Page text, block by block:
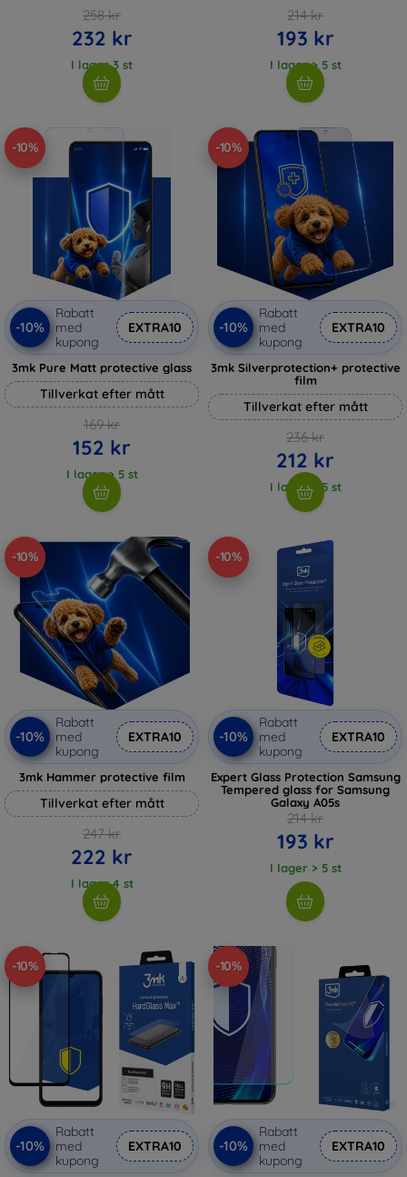
258 kr
232 kr
I lager 3 st
214 kr
193 kr
I lager > 5 st
-10%
-10%
Rabatt
med
kupong
EXTRA10
3mk Pure Matt protective glass
Tillverkat efter mått
169 kr
152 kr
I lager > 5 st
-10%
-10%
Rabatt
med
kupong
EXTRA10
3mk Silverprotection+ protective
film
Tillverkat efter mått
236 kr
212 kr
I lager > 5 st
-10%
-10%
Rabatt
med
kupong
EXTRA10
3mk Hammer protective film
Tillverkat efter mått
247 kr
222 kr
I lager 4 st
-10%
-10%
Rabatt
med
kupong
EXTRA10
Expert Glass Protection Samsung
Tempered glass for Samsung
Galaxy A05s
214 kr
193 kr
I lager > 5 st
-10%
-10%
Rabatt
med
kupong
EXTRA10
-10%
-10%
Rabatt
med
kupong
EXTRA10